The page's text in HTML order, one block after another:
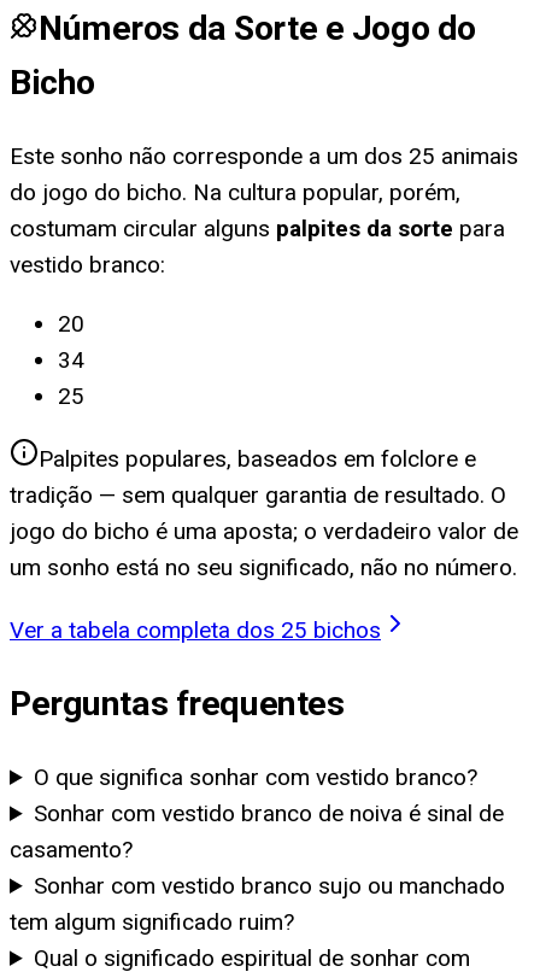
Números da Sorte e Jogo do
Bicho
Este sonho não corresponde a um dos 25 animais
do jogo do bicho. Na cultura popular, porém,
costumam circular alguns palpites da sorte para
vestido branco:
20
34
25
Palpites populares, baseados em folclore e
tradição — sem qualquer garantia de resultado. O
jogo do bicho é uma aposta; o verdadeiro valor de
um sonho está no seu significado, não no número.
Ver a tabela completa dos 25 bichos
Perguntas frequentes
O que significa sonhar com vestido branco?
Sonhar com vestido branco de noiva é sinal de
casamento?
Sonhar com vestido branco sujo ou manchado
tem algum significado ruim?
Qual o significado espiritual de sonhar com